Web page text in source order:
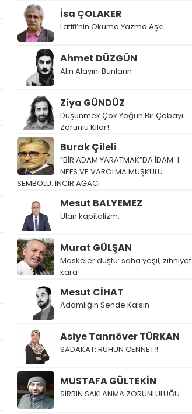
İsa ÇOLAKER
Latifi’nin Okuma Yazma Aşkı
Ahmet DÜZGÜN
Alın Alayını Bunların
Ziya GÜNDÜZ
Düşünmek Çok Yoğun Bir Çabayı
Zorunlu Kılar!
Burak Çileli
“BİR ADAM YARATMAK”DA İDAM-I
NEFS VE VAROLMA MÜŞKÜLÜ
SEMBOLÜ: İNCİR AĞACI
Mesut BALYEMEZ
Ulan kapitalizm.
Murat GÜLŞAN
Maskeler düştü: saha yeşil, zihniyet
kara!
Mesut CİHAT
Adamlığın Sende Kalsın
Asiye Tanrıöver TÜRKAN
SADAKAT: RUHUN CENNETİ!
MUSTAFA GÜLTEKİN
SIRRIN SAKLANMA ZORUNLULUĞU